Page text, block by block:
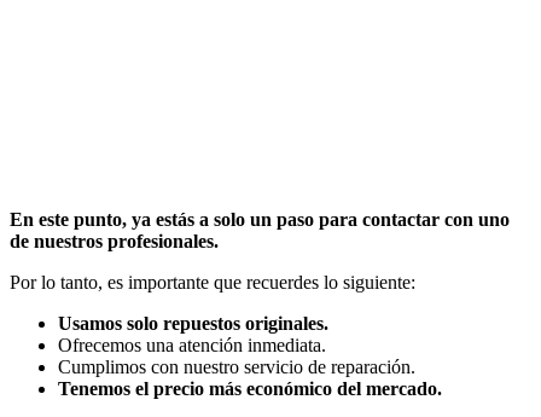
En este punto, ya estás a solo un paso para contactar con uno
de nuestros profesionales.
Por lo tanto, es importante que recuerdes lo siguiente:
Usamos solo repuestos originales.
Ofrecemos una atención inmediata.
Cumplimos con nuestro servicio de reparación.
Tenemos el precio más económico del mercado.